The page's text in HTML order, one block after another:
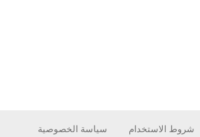
شروط الاستخدام سياسة الخصوصية